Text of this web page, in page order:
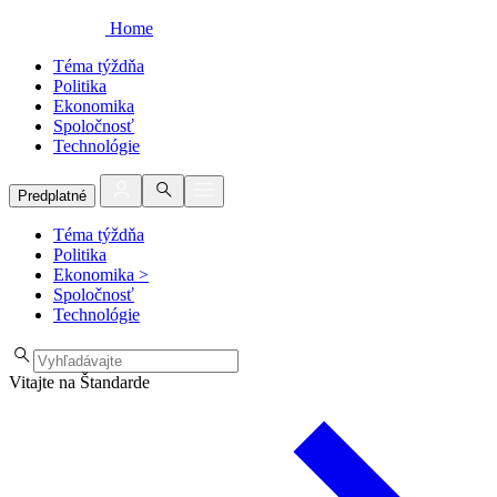
Home
Téma týždňa
Politika
Ekonomika
Spoločnosť
Technológie
Predplatné
Téma týždňa
Politika
Ekonomika >
Spoločnosť
Technológie
Vitajte na Štandarde